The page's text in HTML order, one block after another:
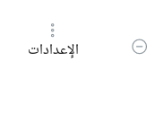
الخط
تقليل حجم الخطالإعدادات